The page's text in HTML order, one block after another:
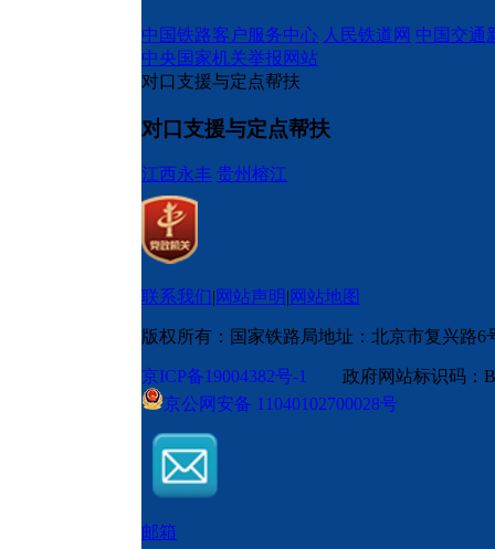
中国铁路客户服务中心 人民铁道网 中国交通
中央国家机关举报网站
对口支援与定点帮扶
对口支援与定点帮扶
江西永丰 贵州榕江
联系我们 网站声明 网站地图
版权所有：国家铁路局地址：北京市复兴路6
京ICP备19004382号-1 政府网站标识码
京公网安备 11040102700028号
邮箱